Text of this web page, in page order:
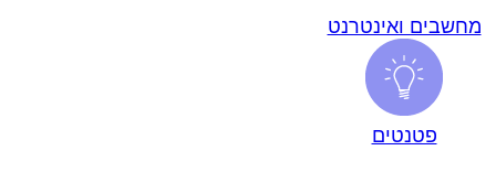
מחשבים ואינטרנט
פטנטים